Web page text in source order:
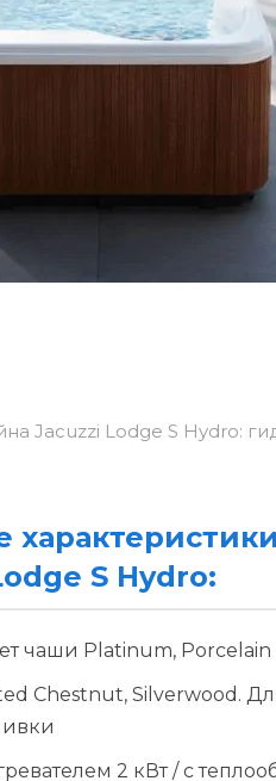
Jacuzzi Lodge S Hydro:
S Hydro:
чаши Platinum, Porcelain
Chestnut, Silverwood.
2 кВт / с